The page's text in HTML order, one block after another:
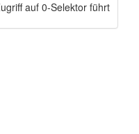
auf 0-Selektor führt